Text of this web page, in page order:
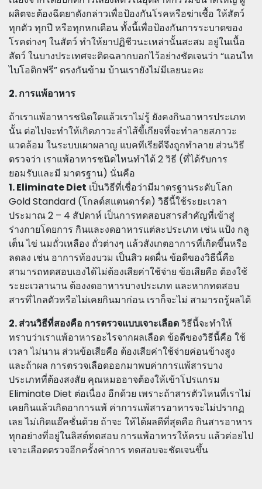
ผลิตจะต้องฉีดยาดังกล่าวเพื่อป้องกันโรคหรือฆ่าเชื้อ ให้สัตว์
ทุกตัว ทุกปี หรือทุกหกเดือน ทั้งนี้เพื่อป้องกันการระบาดของ
โรคต่างๆ ในสัตว์ ทำให้ยาปฏิชีวนะเหล่านั้นสะสม อยู่ในเนื้อ
สัตว์ ในบางประเทศจะติดฉลากบอกไว้อย่างชัดเจนว่า “แอนไท
ไบโอติกฟรี” ตรงกันข้าม บ้านเรายังไม่มีเลยนะคะ
2. การแพ้อาหาร
ถ้าเราแพ้อาหารชนิดใดแล้วเราไม่รู้ ยังคงกินอาหารประเภท
นั้น ต่อไปจะทำให้เกิดภาวะลำไส้ขี้เกียจที่จะทำลายสภาวะ
แวดล้อม ในระบบเผาผลาญ แบคทีเรียดีจึงถูกทำลาย ส่วนวิธี
ตรวจว่า เราแพ้อาหารชนิดไหนทำได้ 2 วิธี (ที่ได้รับการ
ยอมรับและมี มาตรฐาน) นั่นคือ
1. Eliminate Diet เป็นวิธีที่เชื่อว่ามีมาตรฐานระดับโลก
Gold Standard (โกลด์สแตนดาร์ด) วิธีนี้ใช้ระยะเวลา
ประมาณ 2 – 4 สัปดาห์ เป็นการทดสอบสารสำคัญที่เข้าสู่
ร่างกายโดยการ กินและงดอาหารแต่ละประเภท เช่น แป้ง กลู
เต็น ไข่ นมถั่วเหลือง ถั่วต่างๆ แล้วสังเกตอาการที่เกิดขึ้นหรือ
ลดลง เช่น อาการท้องบวม เป็นสิว ผดผื่น ข้อดีของวิธีนี้คือ
สามารถทดสอบเองได้ไม่ต้องเสียค่าใช้จ่าย ข้อเสียคือ ต้องใช้
ระยะเวลานาน ต้องงดอาหารบางประเภท และหากทดสอบ
สารที่ไกลตัวหรือไม่เคยกินมาก่อน เราก็จะไม่ สามารถรู้ผลได้
2. ส่วนวิธีที่สองคือ การตรวจแบบเจาะเลือดวิธีนี้จะทำให้
ทราบว่าเราแพ้อาหารอะไรจากผลเลือด ข้อดีของวิธีนี้คือ ใช้
เวลา ไม่นาน ส่วนข้อเสียคือ ต้องเสียค่าใช้จ่ายค่อนข้างสูง
และถ้าผล การตรวจเลือดออกมาพบค่าการแพ้สารบาง
ประเภทที่ต้องสงสัย คุณหมออาจต้องให้เข้าโปรแกรม
Eliminate Diet ต่อเนื่อง อีกด้วย เพราะถ้าสารตัวไหนที่เราไม่
เคยกินแล้วเกิดอาการแพ้ ค่าการแพ้สารอาหารจะไม่ปรากฏ
เลย ไม่เกิดแอ๊คชั่นด้วย ถ้าจะ ให้ได้ผลดีที่สุดคือ กินสารอาหาร
ทุกอย่างที่อยู่ในลิสต์ทดสอบ การแพ้อาหารให้ครบ แล้วค่อยไป
เจาะเลือดตรวจอีกครั้งค่าการ ทดสอบจะชัดเจนขึ้น